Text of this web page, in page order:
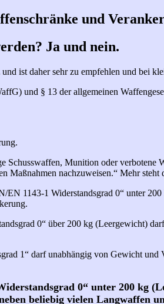
und
Ja und nein.
ist daher sehr zu empfehlen und bei
und § 13 der allgemeinen
Schusswaffen, Munition oder
Maßnahmen nachzuweisen.“ Mehr steht
1143-1 Widerstandsgrad 0“ unter
0“ über 200 kg (Leergewicht)
1“ darf unabhängig von Gewicht
0“ unter 200 kg
beliebig vielen Langwaffen